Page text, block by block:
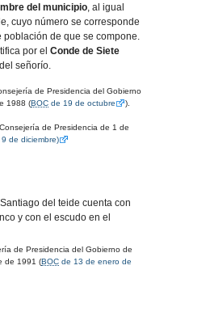
del municipio, al igual
cuyo número se corresponde
población de que se compone.
por el Conde de Siete
señorío.
de Presidencia del Gobierno
1988 (BOC de 19 de octubre ).
de Presidencia de 1 de
de diciembre)
del teide cuenta con
y con el escudo en el
de Presidencia del Gobierno de
de 1991 (BOC de 13 de enero de